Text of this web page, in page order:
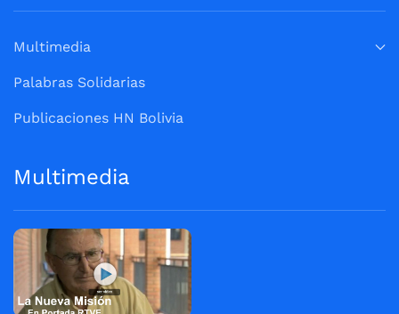
Multimedia
Palabras Solidarias
Publicaciones HN Bolivia
Multimedia